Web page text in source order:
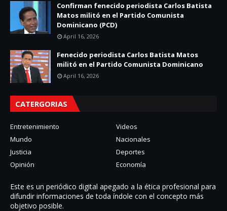
Confirman fenecido periodista Carlos Batista
Matos militó en el Partido Comunista
Dominicano (PCD)
April 16, 2026
Fenecido periodista Carlos Batista Matos
militó en el Partido Comunista Dominicano
April 16, 2026
CATERGORIAS
Entretenimiento
Videos
Mundo
Nacionales
Justicia
Deportes
Opinión
Economía
Este es un periódico digital apegado a la ética profesional para
difundir informaciones de toda í­ndole con el concepto más
objetivo posible.